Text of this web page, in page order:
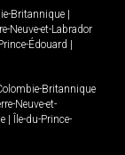
Britannique
Neuve-et-Labrador
Édouard
Britannique
Neuve-et-
Île-du-Prince-